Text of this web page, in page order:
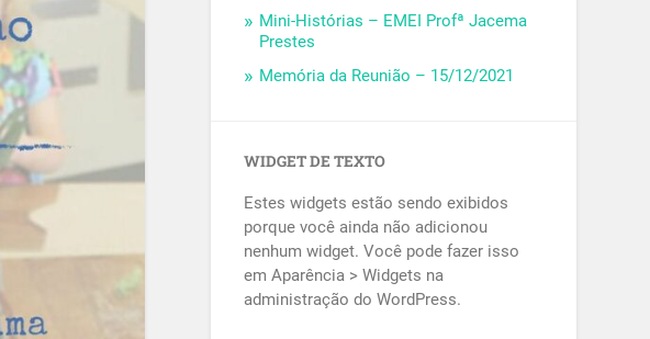
Mini-Histórias – EMEI Profª Jacema
Prestes
Memória da Reunião – 15/12/2021
WIDGET DE TEXTO
Estes widgets estão sendo exibidos
porque você ainda não adicionou
nenhum widget. Você pode fazer isso
em Aparência > Widgets na
administração do WordPress.